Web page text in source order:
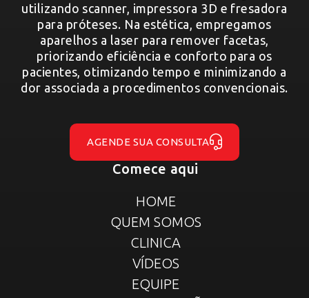
utilizando scanner, impressora 3D e fresadora
para próteses. Na estética, empregamos
aparelhos a laser para remover facetas,
priorizando eficiência e conforto para os
pacientes, otimizando tempo e minimizando a
dor associada a procedimentos convencionais.
AGENDE SUA CONSULTA
Comece aqui
HOME
QUEM SOMOS
CLINICA
VÍDEOS
EQUIPE